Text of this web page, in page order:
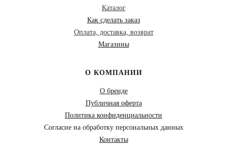
Каталог
Как сделать заказ
Оплата, доставка, возврат
Магазины
О КОМПАНИИ
О бренде
Публичная оферта
Политика конфиденциальности
Согласие на обработку персональных данных
Контакты